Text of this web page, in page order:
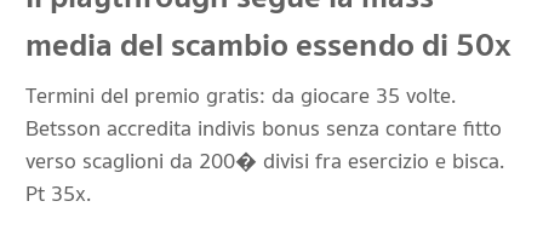
media del scambio essendo di 50x
Termini del premio gratis: da giocare 35 volte.
Betsson accredita indivis bonus senza contare fitto
verso scaglioni da 200� divisi fra esercizio e bisca.
Pt 35x.